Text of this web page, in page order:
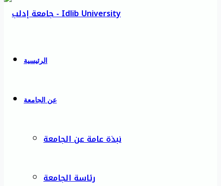
الرئيسية
عن الجامعة
نبذة عامة عن الجامعة
رئاسة الجامعة